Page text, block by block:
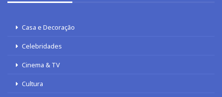
Casa e Decoração
Celebridades
Cinema & TV
Cultura